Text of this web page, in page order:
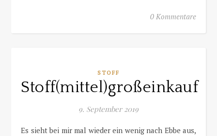
0 Kommentare
STOFF
Stoff(mittel)großeinkauf
9. September 2019
Es sieht bei mir mal wieder ein wenig nach Ebbe aus,